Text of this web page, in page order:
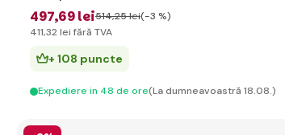
497,69 lei514,25 lei(-3 %)
411,32 lei fără TVA
+ 108 puncte
Expediere in 48 de ore(La dumneavoastră 18.08.)